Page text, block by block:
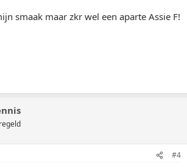
smaak maar zkr wel een aparte Assie F!
#4